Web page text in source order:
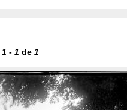
1 - 1 de 1